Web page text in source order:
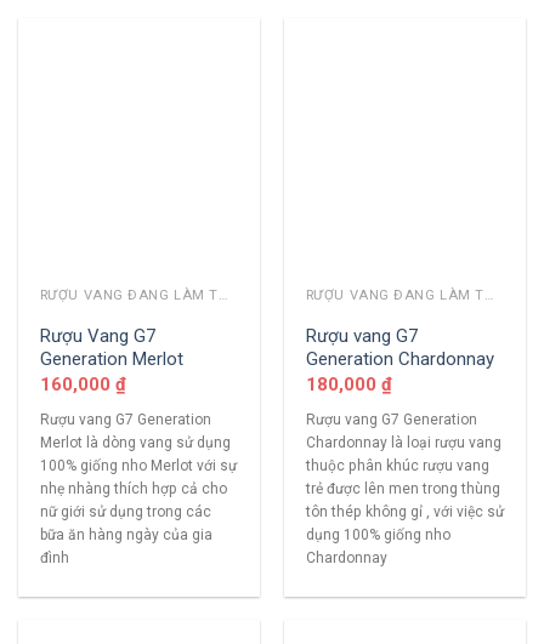
RƯỢU VANG ĐANG LÀM THỊ TRƯỜNG
Rượu Vang G7
Generation Merlot
160,000 ₫
Rượu vang G7 Generation
Merlot là dòng vang sử dụng
100% giống nho Merlot với sự
nhẹ nhàng thích hợp cả cho
nữ giới sử dụng trong các
bữa ăn hàng ngày của gia
đình
RƯỢU VANG ĐANG LÀM THỊ TRƯỜNG
Rượu vang G7
Generation Chardonnay
180,000 ₫
Rượu vang G7 Generation
Chardonnay là loại rượu vang
thuộc phân khúc rượu vang
trẻ được lên men trong thùng
tôn thép không gỉ , với việc sử
dụng 100% giống nho
Chardonnay